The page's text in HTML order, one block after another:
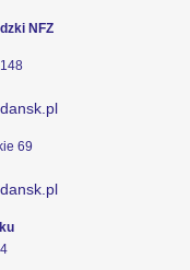
NFZ
69